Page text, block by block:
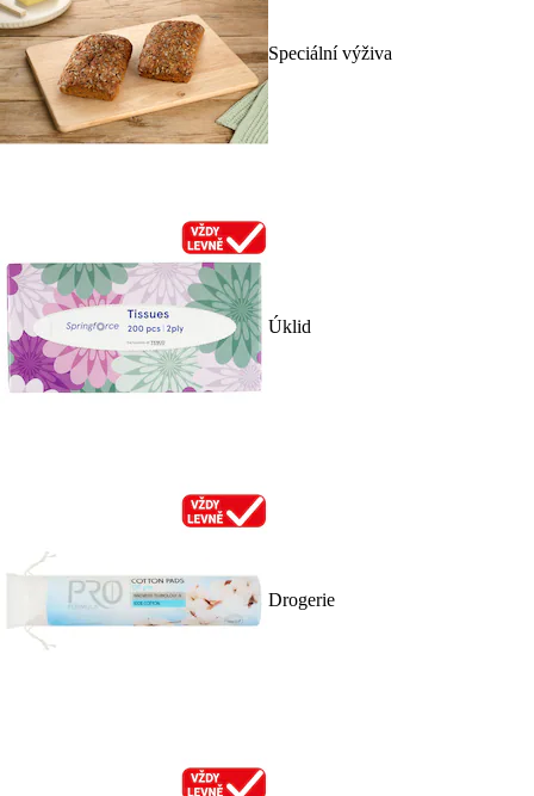
Speciální výživa
Úklid
Drogerie